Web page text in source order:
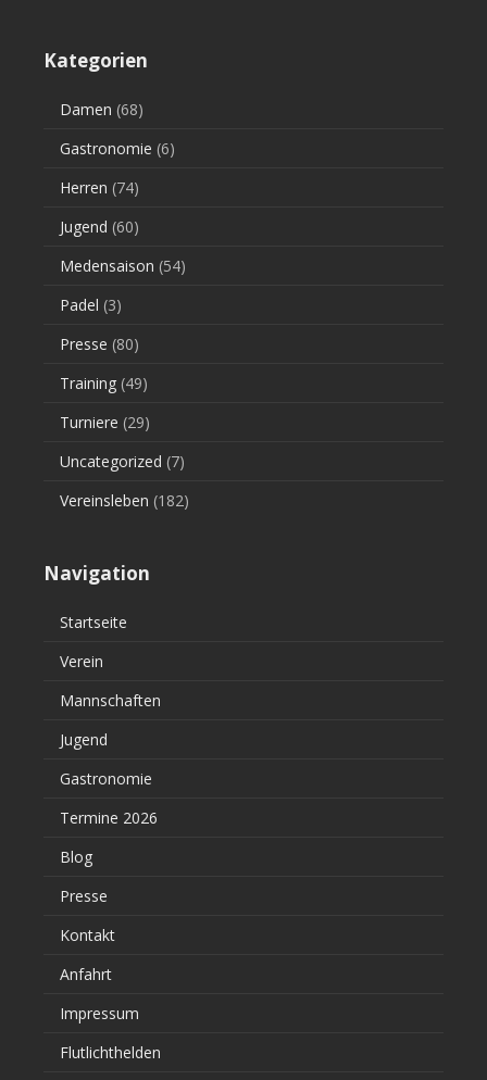
Kategorien
Damen (68)
Gastronomie (6)
Herren (74)
Jugend (60)
Medensaison (54)
Padel (3)
Presse (80)
Training (49)
Turniere (29)
Uncategorized (7)
Vereinsleben (182)
Navigation
Startseite
Verein
Mannschaften
Jugend
Gastronomie
Termine 2026
Blog
Presse
Kontakt
Anfahrt
Impressum
Flutlichthelden